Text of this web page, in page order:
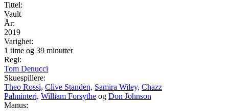
Tittel:
Vault
År:
2019
Varighet:
1 time og 39 minutter
Regi:
Tom Denucci
Skuespillere:
Theo Rossi, Clive Standen, Samira Wiley, Chazz
Palminteri, William Forsythe og Don Johnson
Manus: